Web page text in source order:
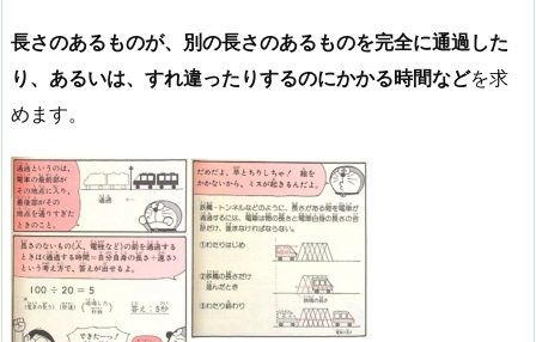
長さのあるものが、別の長さのあるものを完全に通過した
り、あるいは、すれ違ったりするのにかかる時間などを求
めます。